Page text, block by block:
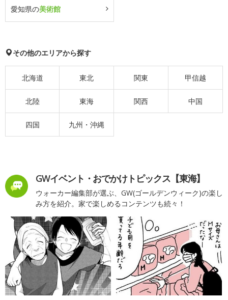
愛知県の美術館
その他のエリアから探す
北海道 東北 関東 甲信越
北陸 東海 関西 中国
四国 九州・沖縄
GWイベント・おでかけトピックス【東海】
ウォーカー編集部が選ぶ、GW(ゴールデンウィーク)の楽し
み方を紹介。家で楽しめるコンテンツも続々！